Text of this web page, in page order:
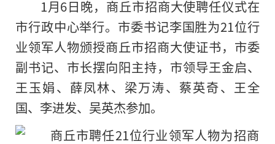
1月6日晚，商丘市招商大使聘任仪式在
市行政中心举行。市委书记李国胜为21位行
业领军人物颁授商丘市招商大使证书，市委
副书记、市长摆向阳主持，市领导王金启、
王玉娟、薛凤林、梁万涛、蔡英奇、王全
国、李进发、吴英杰参加。